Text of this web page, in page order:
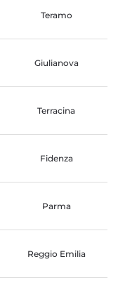
Teramo
Giulianova
Terracina
Fidenza
Parma
Reggio Emilia